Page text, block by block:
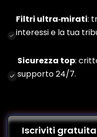
Filtri ultra‑mirati:
interessi e la tua
Sicurezza top:
supporto 24/7.
Iscriviti